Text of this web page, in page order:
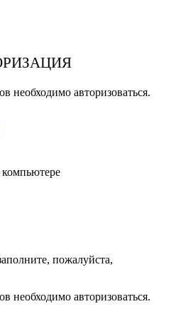
необходимо авторизоваться.
пожалуйста,
необходимо авторизоваться.